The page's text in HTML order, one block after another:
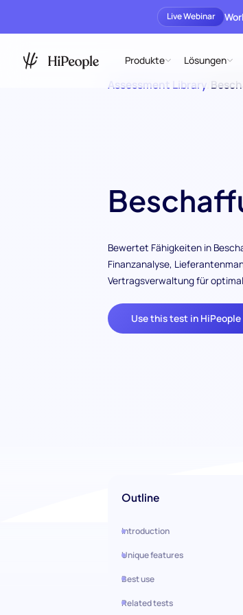
Live Webinar
Produkte Lösungen
Assessment Library
Bewertet Fähigkeiten in
Finanzanalyse,
Vertragsverwaltung für
Use this test in HiPeople
Outline
Introduction
Unique features
Best use
Related tests